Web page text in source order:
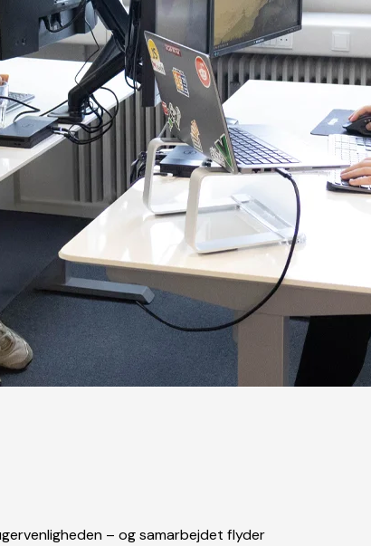
– og samarbejdet flyder